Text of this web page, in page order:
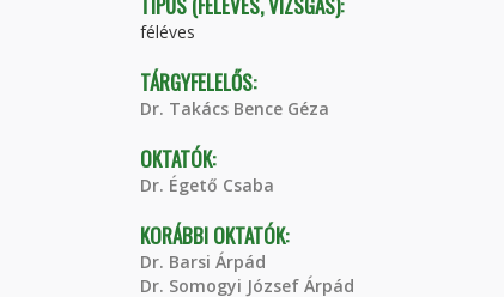
féléves
TÁRGYFELELŐS:
Dr. Takács Bence Géza
OKTATÓK:
Dr. Égető Csaba
KORÁBBI OKTATÓK:
Dr. Barsi Árpád
Dr. Somogyi József Árpád